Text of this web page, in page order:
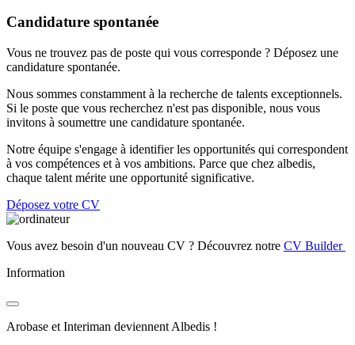
Candidature spontanée
Vous ne trouvez pas de poste qui vous corresponde ? Déposez une
candidature spontanée.
Nous sommes constamment à la recherche de talents exceptionnels.
Si le poste que vous recherchez n'est pas disponible, nous vous
invitons à soumettre une candidature spontanée.
Notre équipe s'engage à identifier les opportunités qui correspondent
à vos compétences et à vos ambitions. Parce que chez albedis,
chaque talent mérite une opportunité significative.
Déposez votre CV
Vous avez besoin d'un nouveau CV ? Découvrez notre CV Builder
Information
Arobase et Interiman deviennent Albedis !